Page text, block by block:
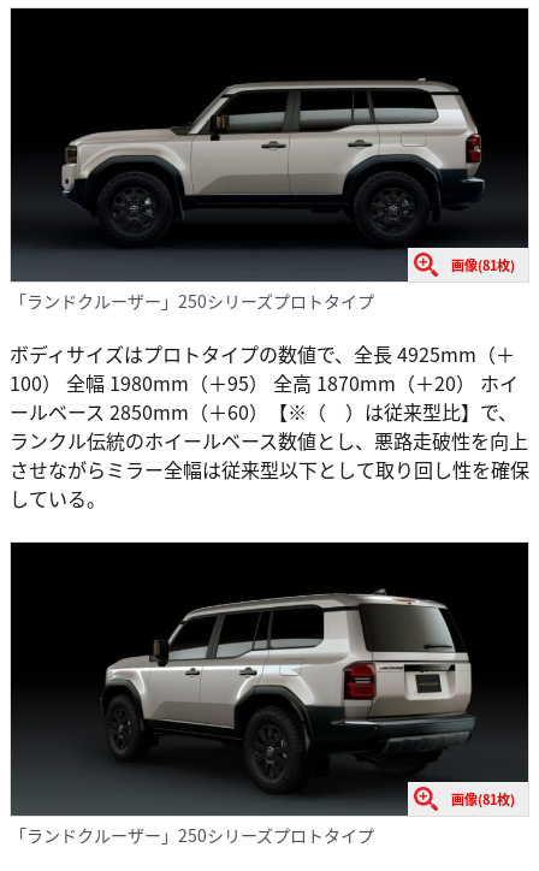
画像(81枚)
「ランドクルーザー」250シリーズプロトタイプ
ボディサイズはプロトタイプの数値で、全長 4925mm（＋
100） 全幅 1980mm（＋95） 全高 1870mm（＋20） ホイ
ールベース 2850mm（＋60）【※（ ）は従来型比】で、
ランクル伝統のホイールベース数値とし、悪路走破性を向上
させながらミラー全幅は従来型以下として取り回し性を確保
している。
画像(81枚)
「ランドクルーザー」250シリーズプロトタイプ